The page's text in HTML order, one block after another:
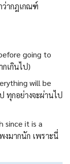
ากฎเกณฑ์
going to
เกินไป)
will be
ทุกอย่างจะผ่านไป
since it is a
งมากนัก เพราะนี่